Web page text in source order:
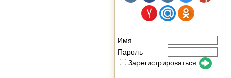
Имя
Пароль
Зарегистрироваться